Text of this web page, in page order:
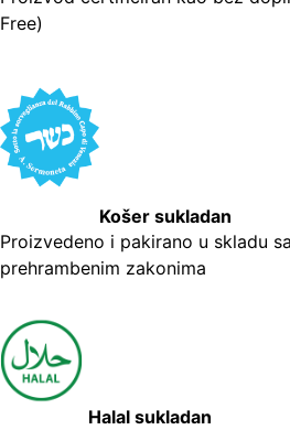
Free)
Košer sukladan
Proizvedeno i pakirano u skladu
prehrambenim zakonima
Halal sukladan